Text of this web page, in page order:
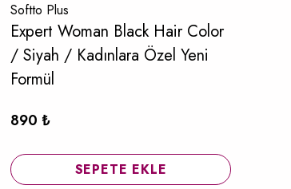
Softto Plus
Expert Woman Black Hair Color
/ Siyah / Kadınlara Özel Yeni
Formül
890 ₺
SEPETE EKLE